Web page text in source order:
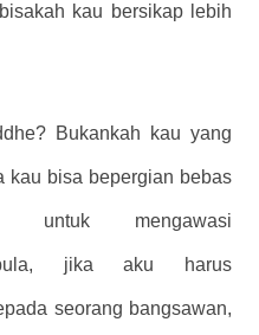
kau bersikap lebih
Bukankah kau yang
kau bisa bepergian bebas
untuk mengawasi
jika aku harus
seorang bangsawan,